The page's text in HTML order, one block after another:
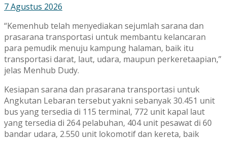
7 Agustus 2026
“Kemenhub telah menyediakan sejumlah sarana dan
prasarana transportasi untuk membantu kelancaran
para pemudik menuju kampung halaman, baik itu
transportasi darat, laut, udara, maupun perkeretaapian,”
jelas Menhub Dudy.
Kesiapan sarana dan prasarana transportasi untuk
Angkutan Lebaran tersebut yakni sebanyak 30.451 unit
bus yang tersedia di 115 terminal, 772 unit kapal laut
yang tersedia di 264 pelabuhan, 404 unit pesawat di 60
bandar udara, 2.550 unit lokomotif dan kereta, baik